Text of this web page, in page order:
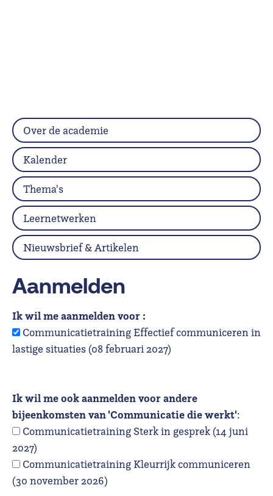
Aanmelden
Ik wil me aanmelden voor :
Communicatietraining Effectief communiceren in
lastige situaties (08 februari 2027)
Ik wil me ook aanmelden voor andere
bijeenkomsten van 'Communicatie die werkt':
Communicatietraining Sterk in gesprek (14 juni
2027)
Communicatietraining Kleurrijk communiceren
(30 november 2026)
Over de academie
Kalender
Thema's
Leernetwerken
Nieuwsbrief & Artikelen